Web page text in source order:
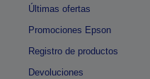
Últimas ofertas
Promociones Epson
Registro de productos
Devoluciones